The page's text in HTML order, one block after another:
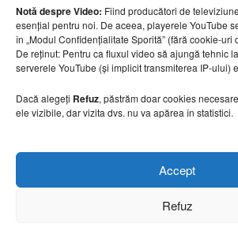
Notă despre Video: Fiind producători de
esențial pentru noi. De aceea, playerele YouTube
în „Modul Confidențialitate Sporită” (fără cookie-uri
De reținut: Pentru ca fluxul video să ajungă tehnic
serverele YouTube (și implicit transmiterea IP-ului)
Dacă alegeți Refuz, păstrăm doar cookies
ele vizibile, dar vizita dvs. nu va apărea în statistici.
Accept
Refuz
OPINII & ANALIZE
Articole
Cele mai impresionante cabane
7 august 2026
Ouse Valley Viaduct, construcția care
7 august 2026